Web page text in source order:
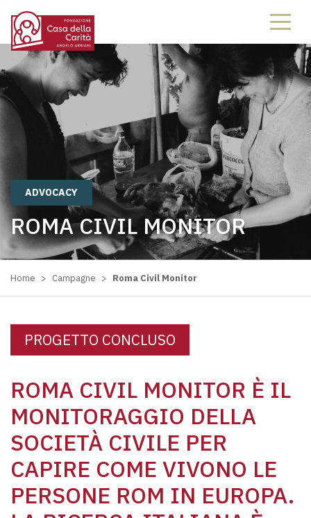
68886888
ADVOCACY
ROMA CIVIL MONITOR
Home > Campagne > Roma Civil Monitor
PROGETTO CONCLUSO
ROMA CIVIL MONITOR È IL
MONITORAGGIO DELLA
SOCIETÀ CIVILE PER
CAPIRE COME VIVONO LE
PERSONE ROM IN EUROPA.